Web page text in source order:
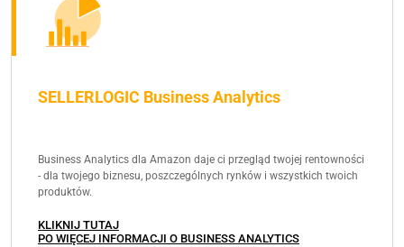
SELLERLOGIC Business Analytics
Business Analytics dla Amazon daje ci przegląd twojej rentowności
- dla twojego biznesu, poszczególnych rynków i wszystkich twoich
produktów.
KLIKNIJ TUTAJ
PO WIĘCEJ INFORMACJI O BUSINESS ANALYTICS